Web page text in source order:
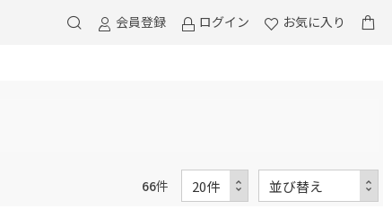
会員登録 ログイン お気に入り
66件